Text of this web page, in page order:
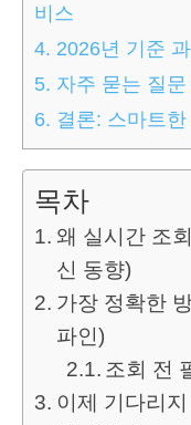
비스
4. 2026년 기준
5. 자주 묻는 질문
6. 결론: 스마트
목차
왜 실시간 조
신 동향)
가장 정확한
파인)
조회 전
이제 기다리